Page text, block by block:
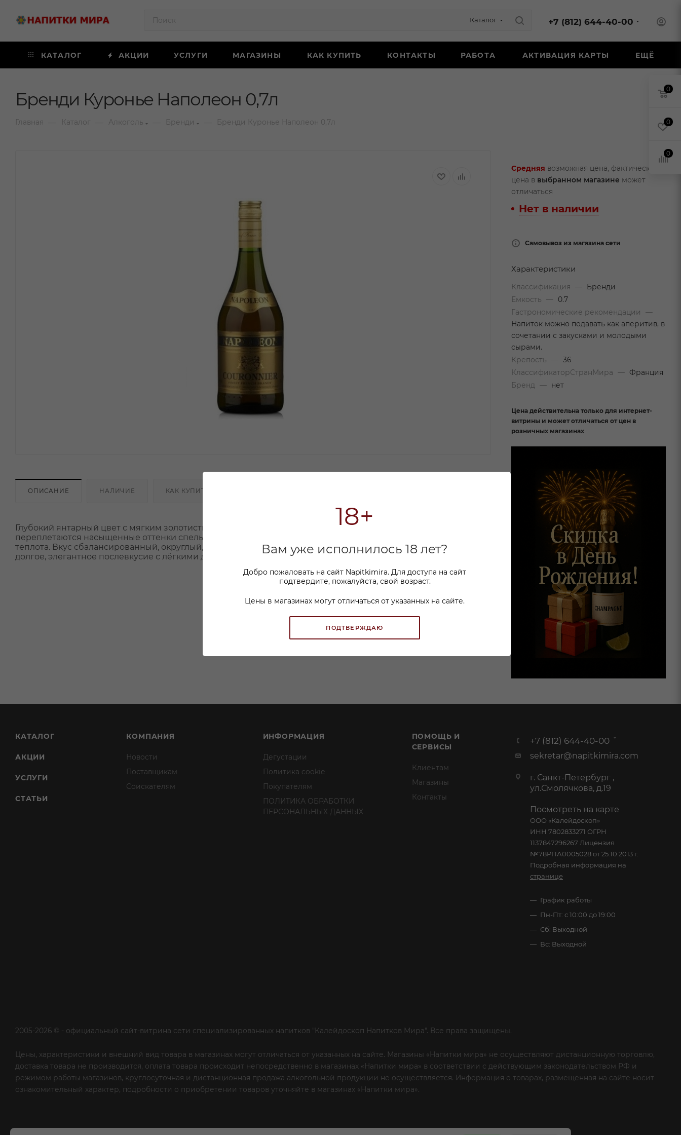
18+
Вам уже исполнилось 18 лет?
Добро пожаловать на сайт Napitkimira. Для доступа на сайт
подтвердите, пожалуйста, свой возраст.
Цены в магазинах могут отличаться от указанных на сайте.
ПОДТВЕРЖДАЮ
Каталог +7 (812) 644-40-00
КАТАЛОГ АКЦИИ УСЛУГИ МАГАЗИНЫ КАК КУПИТЬ КОНТАКТЫ РАБОТА АКТИВАЦИЯ КАРТЫ ЕЩЁ
Бренди Куронье Наполеон 0,7л
Главная Каталог Алкоголь Бренди Бренди Куронье Наполеон 0,7л
ОПИСАНИЕ НАЛИЧИЕ КАК КУПИТЬ
Глубокий янтарный цвет с мягким золотистым сиянием. Аромат утончённый и гармоничный, в котором
переплетаются насыщенные оттенки спелых фруктов, тонкие пряные акценты и благородная древесная
теплота. Вкус сбалансированный, округлый, с мягкими фруктовыми нюансами, плавно переходящими в
долгое, элегантное послевкусие с лёгкими древесными нотами.
Средняя возможная цена, фактическая
цена в выбранном магазине может
отличаться
Нет в наличии
Самовывоз из магазина сети
Характеристики
Классификация —
Бренди
Емкость
—
0.7
Гастрономические рекомендации
—
Напиток можно подавать как аперитив, в
сочетании с закусками и молодыми
сырами.
Крепость
— 36
КлассификаторСтранМира
— Франция
Бренд
— нет
Цена действительна только для интернет-
витрины и может отличаться от цен в
розничных магазинах
КАТАЛОГ
АКЦИИ
УСЛУГИ
СТАТЬИ
КОМПАНИЯ
Новости
Поставщикам
Соискателям
ИНФОРМАЦИЯ
Дегустации
Политика cookie
Покупателям
ПОЛИТИКА ОБРАБОТКИ
ПЕРСОНАЛЬНЫХ ДАННЫХ
ПОМОЩЬ И
СЕРВИСЫ
Клиентам
Магазины
Контакты
+7 (812) 644-40-00
sekretar@napitkimira.com
г. Санкт-Петербург ,
ул.Смолячкова, д.19
Посмотреть на карте
ООО «Калейдоскоп»
ИНН 7802833271 ОГРН
1137847296267 Лицензия
№78РПА0005028 от 25.10.2013 г.
Подробная информация на
странице
График работы
Пн-Пт: с 10:00 до 19:00
Сб: Выходной
Вс: Выходной
2005-2026 © - официальный сайт-витрина сети специализированных напитков "Калейдоскоп Напитков Мира". Все права защищены.
Цены, характеристики и внешний вид товара в магазинах могут отличаться от указанных на сайте. Магазины «Напитки мира» не осуществляют дистанционную торговлю,
доставка товара не производится, оплата товара происходит непосредственно в магазинах «Напитки мира» в соответствии с действующим законодательством РФ и
режимом работы магазинов, круглосуточная и дистанционная продажа алкогольной продукции не осуществляется. Информация о товарах, размещенная на сайте носит
ознакомительный характер, подробности о приобретении товаров уточняйте в магазинах «Напитки мира».
0
0
0